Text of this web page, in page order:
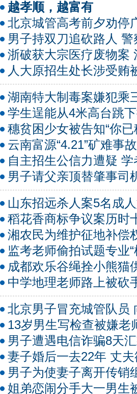
越孝顺，越富有
北京城管高考前夕劝停
男子持双刀追砍路人
浙破获大宗医疗废物案
人大原招生处长涉受贿
湖南特大制毒案嫌犯乘
学生逞能从4米高台跳
穗贫困少女被告知“你
云南富源“4.21”矿难事
自主招生公信力遭疑
男子请父亲顶替肇事司
山东招远杀人案5名成
稻花香商标争议案历时
湘农民为维护征地补偿
监考老师偷拍试题专业
成都欢乐谷绳拴小熊猫
中学地理老师路上被砍
北京男子冒充城管队员
13岁男生写检查被嫌老
男子遭遇电信诈骗8天
妻子婚后一去22年 丈夫
男子为使妻子离开传销
姐弟恋闹分手大一男生